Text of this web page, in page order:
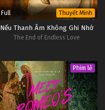
Full Thuyết Minh
Nếu Thanh Âm Không Ghi Nhớ
The End of Endless Love
Phim lẻ